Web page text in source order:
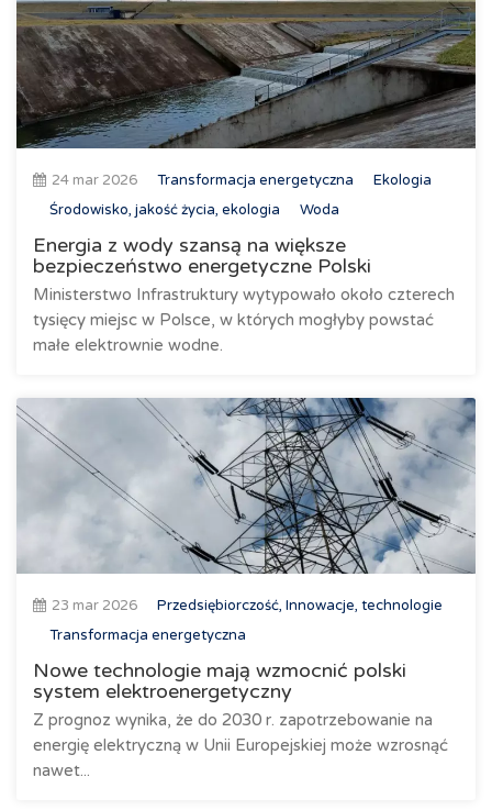
24 mar 2026 Transformacja energetyczna
Ekologia
Środowisko, jakość życia, ekologia
Woda
Energia z wody szansą na większe
bezpieczeństwo energetyczne Polski
Ministerstwo Infrastruktury wytypowało około czterech
tysięcy miejsc w Polsce, w których mogłyby powstać
małe elektrownie wodne.
23 mar 2026
Przedsiębiorczość, Innowacje, technologie
Transformacja energetyczna
Nowe technologie mają wzmocnić polski
system elektroenergetyczny
Z prognoz wynika, że do 2030 r. zapotrzebowanie na
energię elektryczną w Unii Europejskiej może wzrosnąć
nawet...